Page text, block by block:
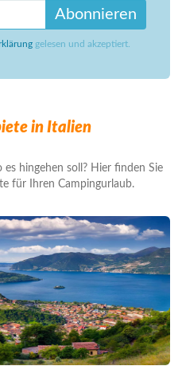
Abonnieren
gelesen und akzeptiert.
in Italien
hingehen soll? Hier finden Sie
für Ihren Campingurlaub.